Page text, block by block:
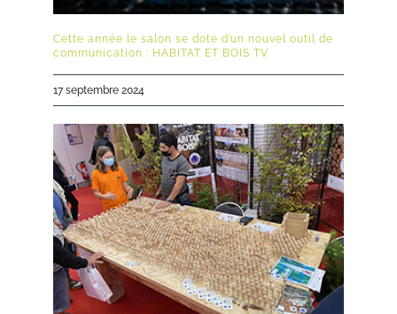
Cette année le salon se dote d’un nouvel outil de
communication : HABITAT ET BOIS TV
17 septembre 2024